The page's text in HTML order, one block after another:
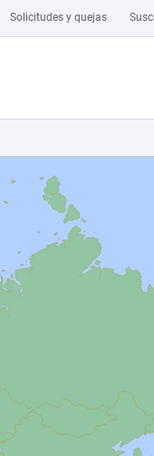
Solicitudes y quejas